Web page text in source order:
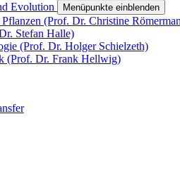
Evolution
Menüpunkte einblenden
(Prof. Dr. Christine
Stefan Halle)
(Prof. Dr. Holger Schielzeth)
(Prof. Dr. Frank Hellwig)